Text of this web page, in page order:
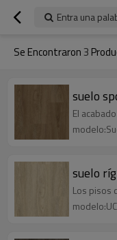
Entra una
Se Encontraron3
suelo
El
suelo
Los pisos